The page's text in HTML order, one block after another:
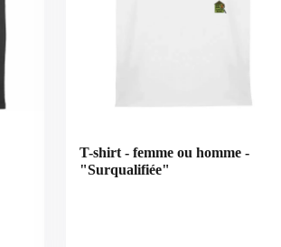
T-shirt - femme ou homme -
"Surqualifiée"